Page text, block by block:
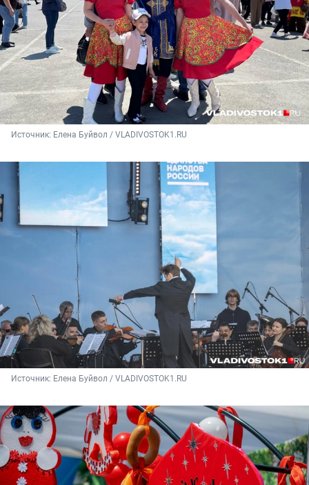
Источник: Елена Буйвол / VLADIVOSTOK1.RU
Источник: Елена Буйвол / VLADIVOSTOK1.RU